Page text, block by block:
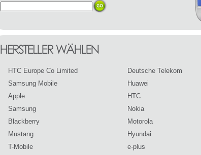
HTC Europe Co Limited
Deutsche Telekom
Samsung Mobile
Huawei
Apple
HTC
Samsung
Nokia
Blackberry
Motorola
Mustang
Hyundai
T-Mobile
e-plus